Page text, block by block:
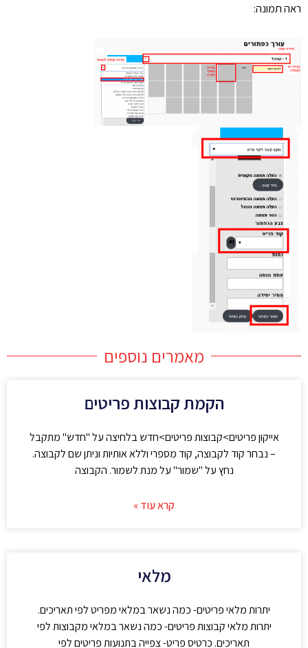
ראה תמונה:
מאמרים נוספים
הקמת קבוצות פריטים
אייקון פריטים>קבוצות פריטים>חדש בלחיצה על "חדש" מתקבל
– נבחר קוד לקבוצה, קוד מספרי וללא אותיות וניתן שם לקבוצה.
נחץ על "שמור" על מנת לשמור. הקבוצה
קרא עוד »
מלאי
יתרות מלאי פריטים- כמה נשאר במלאי מפריט לפי תאריכים.
יתרות מלאי קבוצות פריטים- כמה נשאר במלאי מקבוצות לפי
תאריכים. כרטיס פריט- צפייה בתנועות פריטים לפי